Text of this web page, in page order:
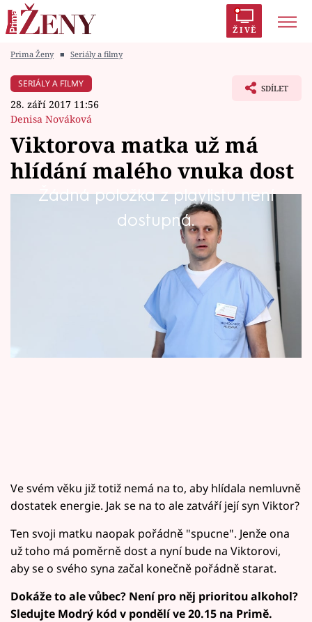
ŽIVĚ
Módní alarm
Témata
Přihlášení
Sledujte nás
Prima Ženy ■ Seriály a filmy
SERIÁLY A FILMY
28. září 2017 11:56
Denisa Nováková
SDÍLET
Viktorova matka už má
hlídání malého vnuka dost
Žádná položka z playlistu není
dostupná.
Aby také ne, při posledním hlídání se dokonce
Ve svém věku již totiž nemá na to, aby hlídala nemluvně
dostatek energie. Jak se na to ale zatváří její syn Viktor?
Ten svoji matku naopak pořádně "spucne". Jenže ona
už toho má poměrně dost a nyní bude na Viktorovi,
aby se o svého syna začal konečně pořádně starat.
Dokáže to ale vůbec? Není pro něj prioritou alkohol?
Sledujte Modrý kód v pondělí ve 20.15 na Primě.